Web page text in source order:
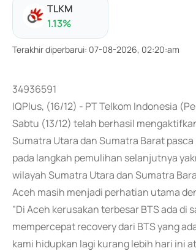
TLKM
1.13%
Terakhir diperbarui: 07-08-2026, 02:20:am
34936591
IQPlus, (16/12) - PT Telkom Indonesia
Sabtu (13/12) telah berhasil
Sumatra Utara dan Sumatra Barat
pada langkah pemulihan selanjutnya
wilayah Sumatra Utara dan Sumatra
Aceh masih menjadi perhatian utama
"Di Aceh kerusakan terbesar BTS ada di
mempercepat recovery dari BTS yang
kami hidupkan lagi kurang lebih hari ini